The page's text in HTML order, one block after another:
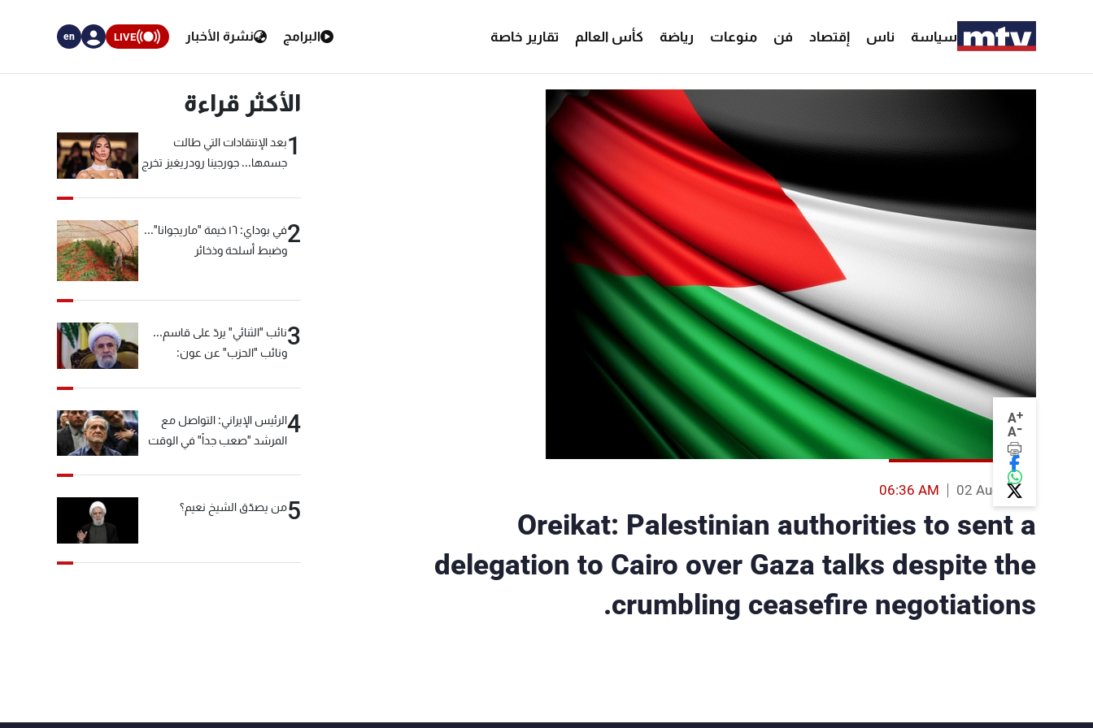
سياسة ناس إقتصاد فن منوعات رياضة كأس العالم تقارير خاصة البرامج نشرة الأخبار LIVE
en
A+
A-
02 Aug 2014
06:36 AM
Oreikat: Palestinian authorities to sent a
delegation to Cairo over Gaza talks despite the
crumbling ceasefire negotiations.
الأكثر قراءة
1بعد الإنتقادات التي طالت
جسمها... جورجينا رودريغيز تخرج
2
في بوداي: ١٦ خيمة "ماريجوانا"...
وضبط أسلحة وذخائر
3نائب "الثنائي" يردّ على قاسم...
ونائب "الحزب" عن عون:
4الرئيس الإيراني: التواصل مع
المرشد "صعب جداً" في الوقت
5من يصدّق الشيخ نعيم؟